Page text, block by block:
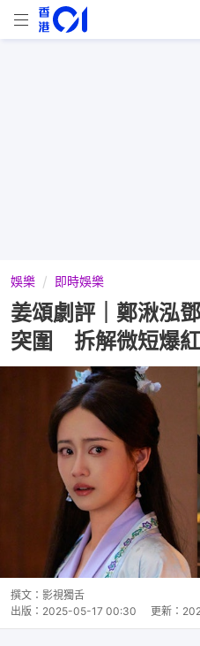
娛樂 即時娛樂
姜頌劇評｜鄭湫泓
突圍 拆解微短爆
撰文： 影視獨舌
出版： 2025-05-17 00:30 更新：